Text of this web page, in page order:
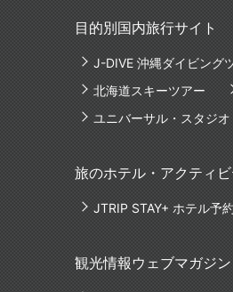
目的別国内旅行サイト
J-DIVE 沖縄ダイビング
北海道スキーツアー
ユニバーサル・スタジ
旅のホテル・アクティ
JTRIP STAY+ ホテル予約
観光情報ウェブマガジン